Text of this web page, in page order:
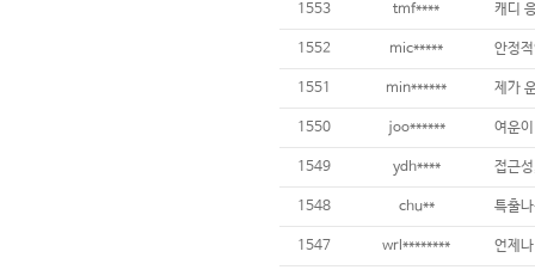
1553 tmf****
1552 mic***** 안정
1551 min****** 제가
1550 joo******
1549 ydh****
1548 chu**
1547 wrl******** 언제